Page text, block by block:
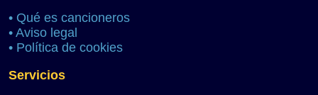
• Qué es cancioneros
• Aviso legal
• Política de cookies
Servicios